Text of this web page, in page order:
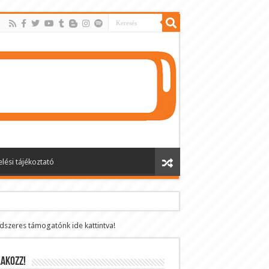
tájékoztató
támogatónk ide kattintva!